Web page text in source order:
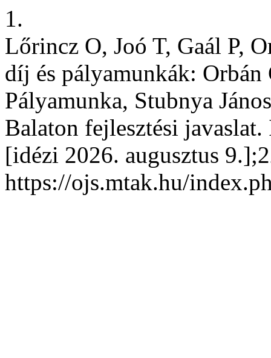
1.
Lőrincz O, Joó T, Gaál P,
díj és pályamunkák:
Pályamunka, Stubnya
Balaton fejlesztési
[idézi 2026. augusztus
https://ojs.mtak.hu/